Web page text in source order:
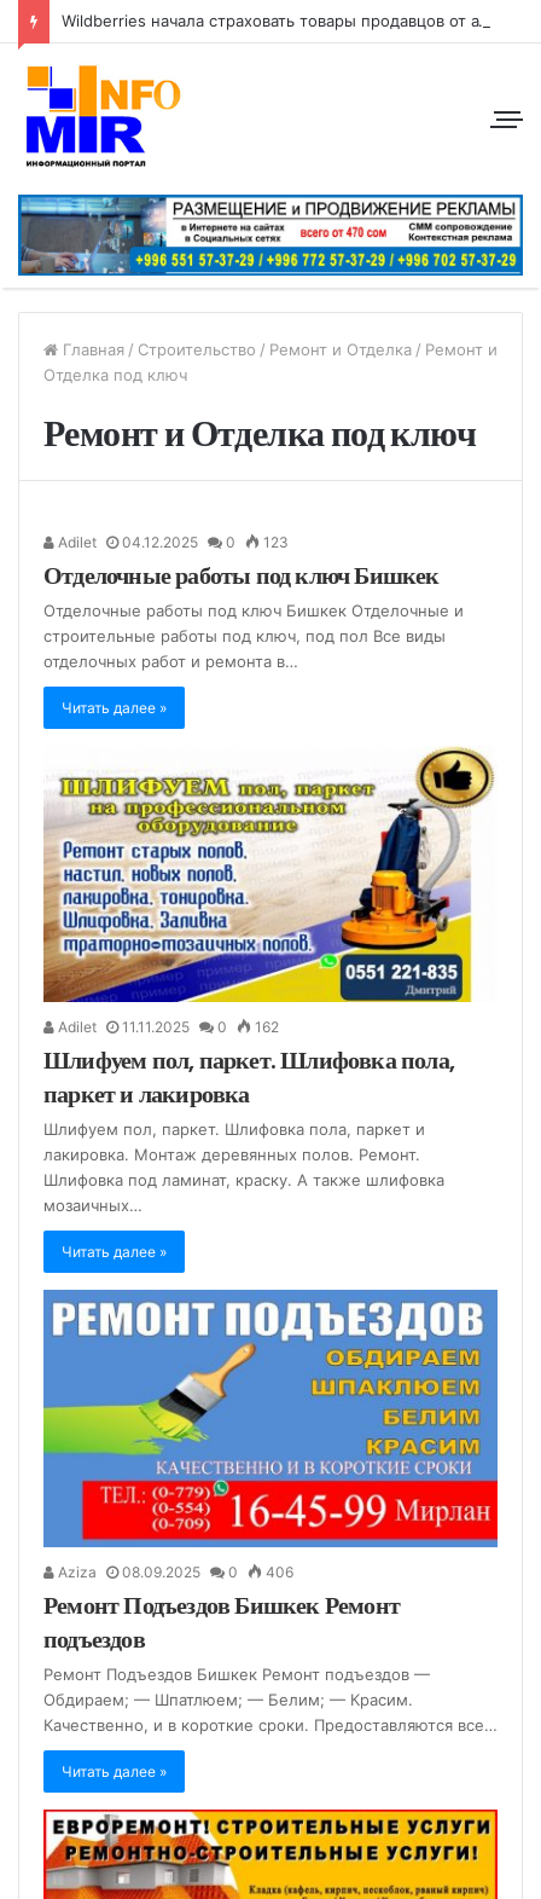
Wildberries начала страховать товары продавцов от атак беспилотников
Главная / Строительство / Ремонт и Отделка / Ремонт и
Отделка под ключ
Ремонт и Отделка под ключ
Adilet 04.12.2025 0 123
Отделочные работы под ключ Бишкек
Отделочные работы под ключ Бишкек Отделочные и
строительные работы под ключ, под пол Все виды
отделочных работ и ремонта в…
Читать далее »
Adilet 11.11.2025 0 162
Шлифуем пол, паркет. Шлифовка пола,
паркет и лакировка
Шлифуем пол, паркет. Шлифовка пола, паркет и
лакировка. Монтаж деревянных полов. Ремонт.
Шлифовка под ламинат, краску. А также шлифовка
мозаичных…
Читать далее »
Aziza 08.09.2025 0 406
Ремонт Подъездов Бишкек Ремонт
подъездов
Ремонт Подъездов Бишкек Ремонт подъездов —
Обдираем; — Шпатлюем; — Белим; — Красим.
Качественно, и в короткие сроки. Предоставляются все…
Читать далее »